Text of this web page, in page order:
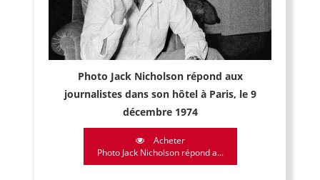
Photo Jack Nicholson répond aux
journalistes dans son hôtel à Paris, le 9
décembre 1974
Acheter
Photo Jack Nicholson répond a...